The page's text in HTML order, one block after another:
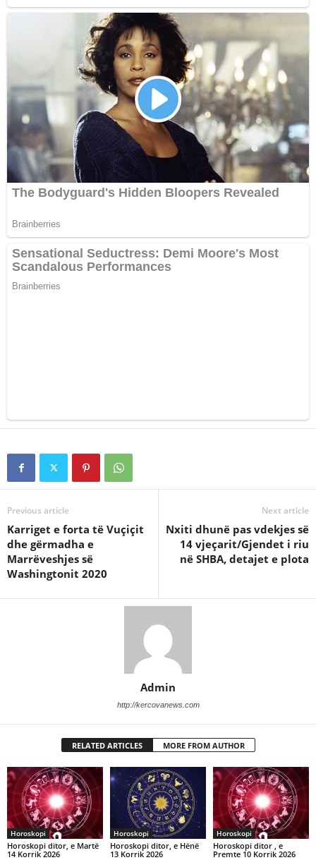
Previous article
Karriget e forta të Vuçiçit
dhe gërmadha e
Marrëveshjes së
Washingtonit 2020
Next article
Nxiti dhunë pas vdekjes së
14 vjeçarit/Gjendet i riu
në SHBA, detajet e plota
Admin
http://kercovanews.com
RELATED ARTICLES MORE FROM AUTHOR
Horoskopi
Horoskopi ditor, e Martë
14 Korrik 2026
Horoskopi
Horoskopi ditor, e Hënë
13 Korrik 2026
Horoskopi
Horoskopi ditor , e
Premte 10 Korrik 2026